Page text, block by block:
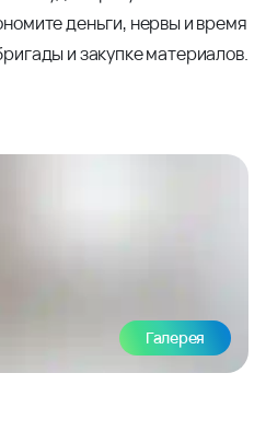
деньги, нервы и время
и закупке материалов.
Галерея